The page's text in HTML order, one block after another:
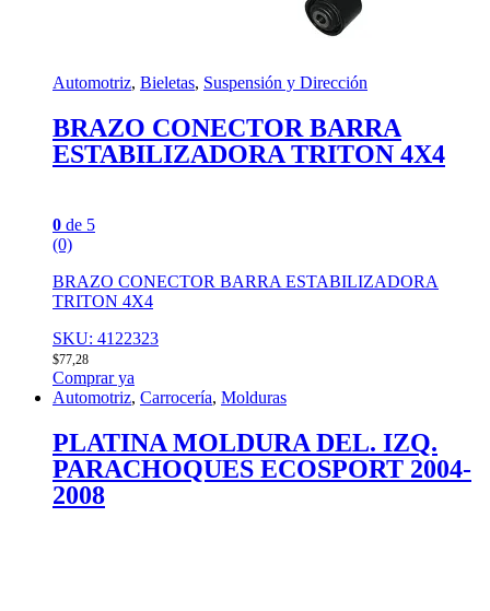
Automotriz, Bieletas, Suspensión y Dirección
BRAZO CONECTOR BARRA
ESTABILIZADORA TRITON 4X4
0 de 5
(0)
BRAZO CONECTOR BARRA ESTABILIZADORA
TRITON 4X4
SKU: 4122323
$77,28
Comprar ya
Automotriz, Carrocería, Molduras
PLATINA MOLDURA DEL. IZQ.
PARACHOQUES ECOSPORT 2004-
2008